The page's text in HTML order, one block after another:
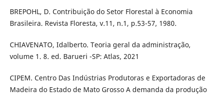
BREPOHL, D. Contribuição do Setor Florestal à Economia
Brasileira. Revista Floresta, v.11, n.1, p.53-57, 1980.
CHIAVENATO, Idalberto. Teoria geral da administração,
volume 1. 8. ed. Barueri -SP: Atlas, 2021
CIPEM. Centro Das Indústrias Produtoras e Exportadoras de
Madeira do Estado de Mato Grosso A demanda da produção